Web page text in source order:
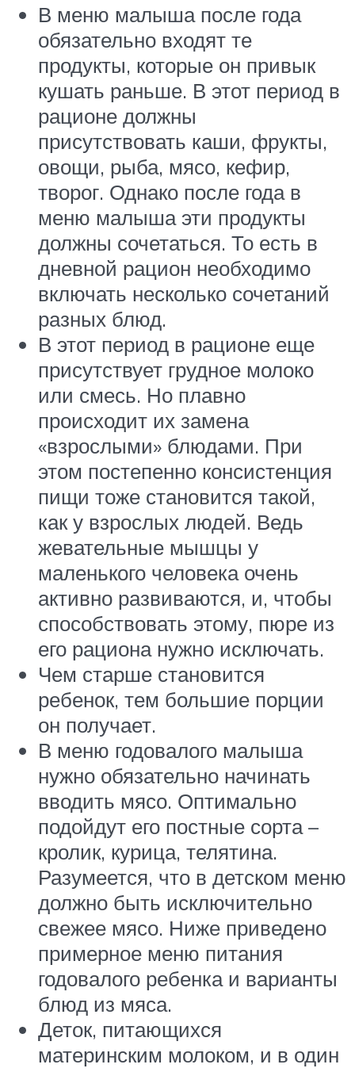
В меню малыша после года
обязательно входят те
продукты, которые он привык
кушать раньше. В этот период в
рационе должны
присутствовать каши, фрукты,
овощи, рыба, мясо, кефир,
творог. Однако после года в
меню малыша эти продукты
должны сочетаться. То есть в
дневной рацион необходимо
включать несколько сочетаний
разных блюд.
В этот период в рационе еще
присутствует грудное молоко
или смесь. Но плавно
происходит их замена
«взрослыми» блюдами. При
этом постепенно консистенция
пищи тоже становится такой,
как у взрослых людей. Ведь
жевательные мышцы у
маленького человека очень
активно развиваются, и, чтобы
способствовать этому, пюре из
его рациона нужно исключать.
Чем старше становится
ребенок, тем большие порции
он получает.
В меню годовалого малыша
нужно обязательно начинать
вводить мясо. Оптимально
подойдут его постные сорта –
кролик, курица, телятина.
Разумеется, что в детском меню
должно быть исключительно
свежее мясо. Ниже приведено
примерное меню питания
годовалого ребенка и варианты
блюд из мяса.
Деток, питающихся
материнским молоком, и в один